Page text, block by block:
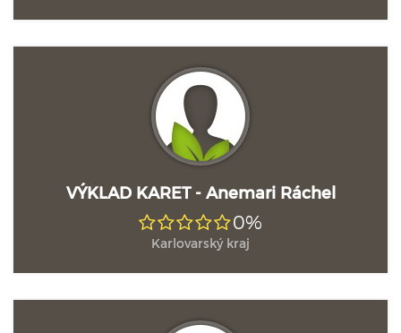
VÝKLAD KARET - Anemari Ráchel
0%
Karlovarský kraj